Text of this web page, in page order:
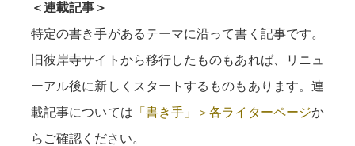
＜連載記事＞
特定の書き手があるテーマに沿って書く記事です。
旧彼岸寺サイトから移行したものもあれば、リニュ
ーアル後に新しくスタートするものもあります。連
載記事については 「書き手」＞各ライターページか
らご確認ください。